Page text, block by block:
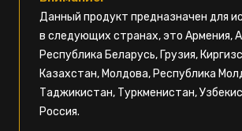
Данный продукт предназначен для
в следующих странах, это Армения,
Республика Беларусь, Грузия,
Казахстан, Молдова, Республика
Таджикистан, Туркменистан,
Россия.